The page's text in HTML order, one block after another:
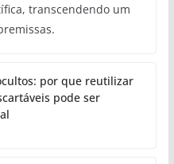
transcendendo um
por que reutilizar
pode ser